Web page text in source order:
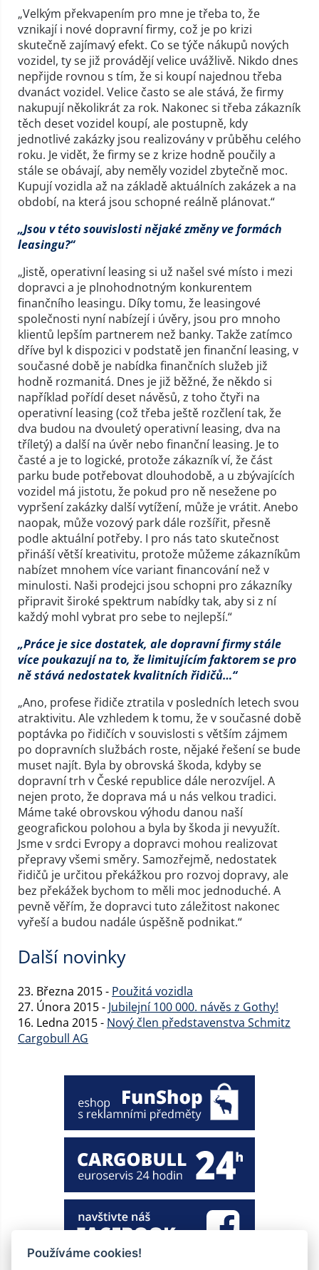
„Velkým překvapením pro mne je třeba to, že
vznikají i nové dopravní firmy, což je po krizi
skutečně zajímavý efekt. Co se týče nákupů nových
vozidel, ty se již provádějí velice uvážlivě. Nikdo dnes
nepřijde rovnou s tím, že si koupí najednou třeba
dvanáct vozidel. Velice často se ale stává, že firmy
nakupují několikrát za rok. Nakonec si třeba zákazník
těch deset vozidel koupí, ale postupně, kdy
jednotlivé zakázky jsou realizovány v průběhu celého
roku. Je vidět, že firmy se z krize hodně poučily a
stále se obávají, aby neměly vozidel zbytečně moc.
Kupují vozidla až na základě aktuálních zakázek a na
období, na která jsou schopné reálně plánovat.“
„Jsou v této souvislosti nějaké změny ve formách
leasingu?“
„Jistě, operativní leasing si už našel své místo i mezi
dopravci a je plnohodnotným konkurentem
finančního leasingu. Díky tomu, že leasingové
společnosti nyní nabízejí i úvěry, jsou pro mnoho
klientů lepším partnerem než banky. Takže zatímco
dříve byl k dispozici v podstatě jen finanční leasing, v
současné době je nabídka finančních služeb již
hodně rozmanitá. Dnes je již běžné, že někdo si
například pořídí deset návěsů, z toho čtyři na
operativní leasing (což třeba ještě rozčlení tak, že
dva budou na dvouletý operativní leasing, dva na
tříletý) a další na úvěr nebo finanční leasing. Je to
časté a je to logické, protože zákazník ví, že část
parku bude potřebovat dlouhodobě, a u zbývajících
vozidel má jistotu, že pokud pro ně nesežene po
vypršení zakázky další vytížení, může je vrátit. Anebo
naopak, může vozový park dále rozšířit, přesně
podle aktuální potřeby. I pro nás tato skutečnost
přináší větší kreativitu, protože můžeme zákazníkům
nabízet mnohem více variant financování než v
minulosti. Naši prodejci jsou schopni pro zákazníky
připravit široké spektrum nabídky tak, aby si z ní
každý mohl vybrat pro sebe to nejlepší.“
„Práce je sice dostatek, ale dopravní firmy stále
více poukazují na to, že limitujícím faktorem se pro
ně stává nedostatek kvalitních řidičů…“
„Ano, profese řidiče ztratila v posledních letech svou
atraktivitu. Ale vzhledem k tomu, že v současné době
poptávka po řidičích v souvislosti s větším zájmem
po dopravních službách roste, nějaké řešení se bude
muset najít. Byla by obrovská škoda, kdyby se
dopravní trh v České republice dále nerozvíjel. A
nejen proto, že doprava má u nás velkou tradici.
Máme také obrovskou výhodu danou naší
geografickou polohou a byla by škoda ji nevyužít.
Jsme v srdci Evropy a dopravci mohou realizovat
přepravy všemi směry. Samozřejmě, nedostatek
řidičů je určitou překážkou pro rozvoj dopravy, ale
bez překážek bychom to měli moc jednoduché. A
pevně věřím, že dopravci tuto záležitost nakonec
vyřeší a budou nadále úspěšně podnikat.“
Další novinky
23. Března 2015 - Použitá vozidla
27. Února 2015 - Jubilejní 100 000. návěs z Gothy!
16. Ledna 2015 - Nový člen představenstva Schmitz
Cargobull AG
Používáme cookies!